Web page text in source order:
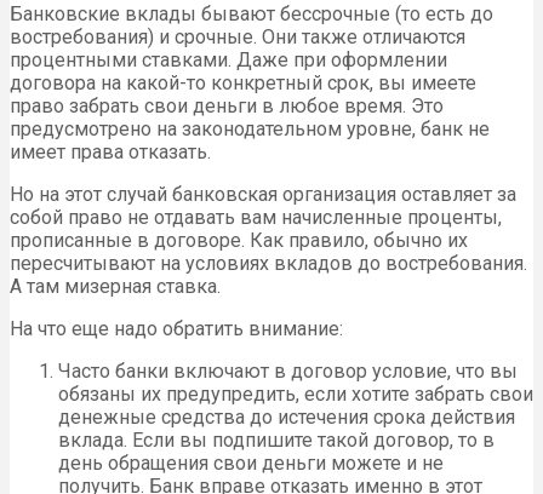
Банковские вклады бывают бессрочные (то есть до
востребования) и срочные. Они также отличаются
процентными ставками. Даже при оформлении
договора на какой-то конкретный срок, вы имеете
право забрать свои деньги в любое время. Это
предусмотрено на законодательном уровне, банк не
имеет права отказать.
Но на этот случай банковская организация оставляет за
собой право не отдавать вам начисленные проценты,
прописанные в договоре. Как правило, обычно их
пересчитывают на условиях вкладов до востребования.
А там мизерная ставка.
На что еще надо обратить внимание:
Часто банки включают в договор условие, что вы
обязаны их предупредить, если хотите забрать свои
денежные средства до истечения срока действия
вклада. Если вы подпишите такой договор, то в
день обращения свои деньги можете и не
получить. Банк вправе отказать именно в этот